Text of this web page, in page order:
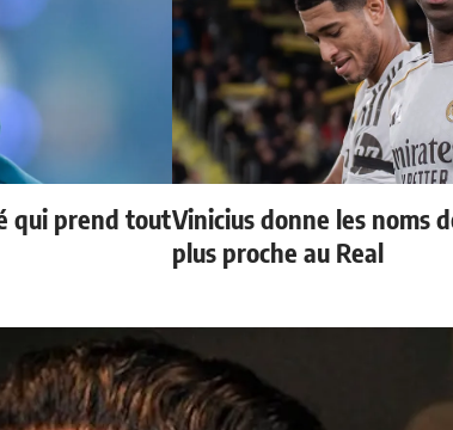
qui prend toutVinicius donne les noms
plus proche au Real